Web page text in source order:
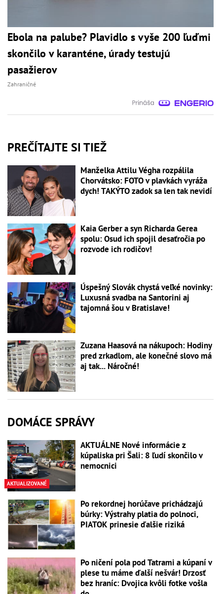
Ebola na palube? Plavidlo s vyše 200 ľuďmi
skončilo v karanténe, úrady testujú
pasažierov
Zahraničné
PREČÍTAJTE SI TIEŽ
Manželka Attilu Végha rozpálila
Chorvátsko: FOTO v plavkách vyráža
dych! TAKÝTO zadok sa len tak nevidí
Kaia Gerber a syn Richarda Gerea
spolu: Osud ich spojil desaťročia po
rozvode ich rodičov!
Úspešný Slovák chystá veľké novinky:
Luxusná svadba na Santorini aj
tajomná šou v Bratislave!
Zuzana Haasová na nákupoch: Hodiny
pred zrkadlom, ale konečné slovo má
aj tak... Náročné!
DOMÁCE SPRÁVY
AKTUALIZOVANÉ
AKTUÁLNE Nové informácie z
kúpaliska pri Šali: 8 ľudí skončilo v
nemocnici
Po rekordnej horúčave prichádzajú
búrky: Výstrahy platia do polnoci,
PIATOK prinesie ďalšie riziká
Po ničení pola pod Tatrami a kúpaní v
plese tu máme ďalší nešvár! Drzosť
bez hraníc: Dvojica kvôli fotke vošla